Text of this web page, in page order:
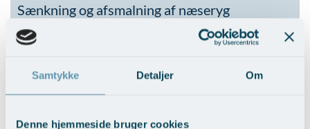
Samtykke Detaljer Om
Denne hjemmeside bruger cookies
Sænkning og afsmalning af næseryg
Vis behandlingseksempler